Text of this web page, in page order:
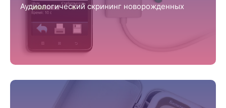
Аудиологический скрининг новорожденных